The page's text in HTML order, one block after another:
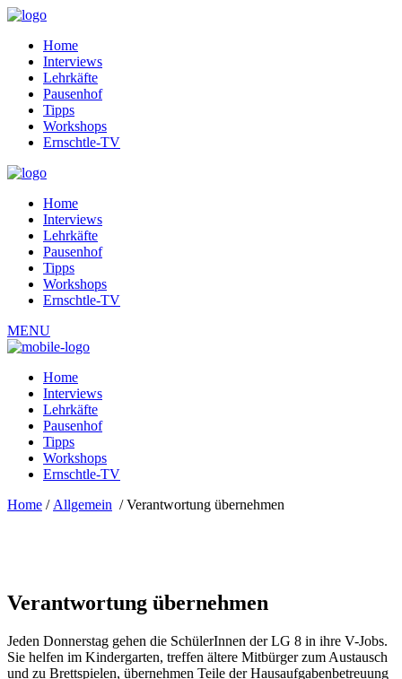
Home
Interviews
Lehrkäfte
Pausenhof
Tipps
Workshops
Ernschtle-TV
Home
Interviews
Lehrkäfte
Pausenhof
Tipps
Workshops
Ernschtle-TV
MENU
Home
Interviews
Lehrkäfte
Pausenhof
Tipps
Workshops
Ernschtle-TV
Home / Allgemein /Verantwortung übernehmen
Verantwortung übernehmen
Jeden Donnerstag gehen die SchülerInnen der LG 8 in ihre V-Jobs.
Sie helfen im Kindergarten, treffen ältere Mitbürger zum Austausch
und zu Brettspielen, übernehmen Teile der Hausaufgabenbetreuung